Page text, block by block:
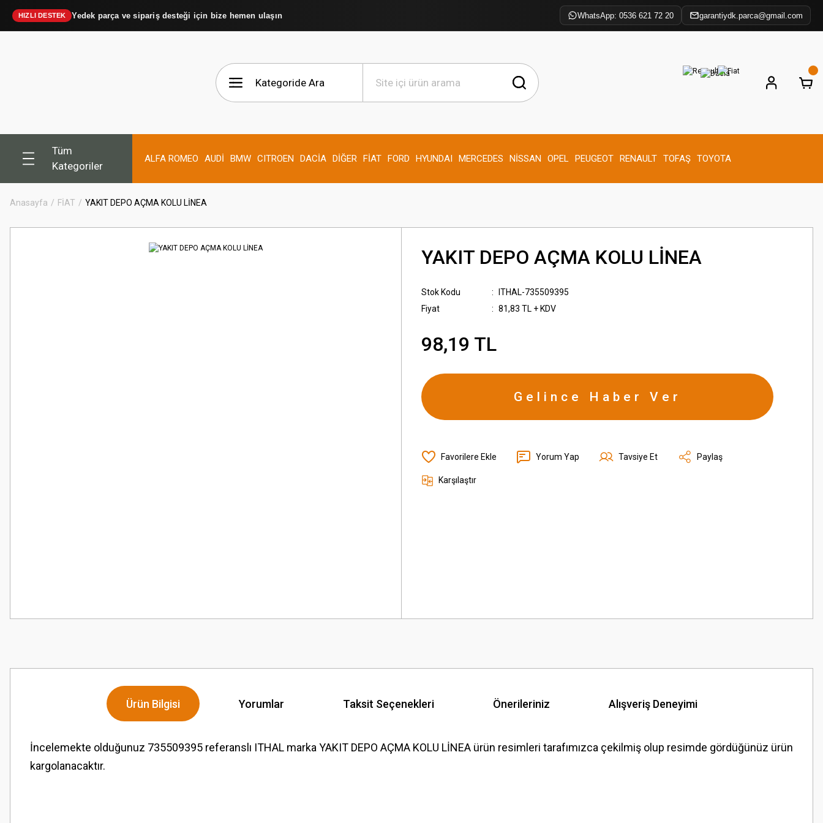
HIZLI DESTEK Yedek parça ve sipariş desteği için bize hemen ulaşın WhatsApp: 0536 621 72 20 garantiydk.parca@gmail.com
Tüm
Kategoriler
ALFA ROMEO AUDİ BMW CITROEN DACİA DİĞER FİAT FORD HYUNDAI MERCEDES NİSSAN OPEL PEUGEOT RENAULT TOFAŞ TOYOTA
Anasayfa FİAT YAKIT DEPO AÇMA KOLU LİNEA
YAKIT DEPO AÇMA KOLU LİNEA
Stok Kodu
ITHAL-735509395
Fiyat
81,83 TL + KDV
98,19 TL
Gelince Haber Ver
Yorum Yap Tavsiye Et Paylaş
Karşılaştır
Ürün Bilgisi Yorumlar Taksit Seçenekleri Önerileriniz Alışveriş Deneyimi
İncelemekte olduğunuz 735509395 referanslı ITHAL marka YAKIT DEPO AÇMA KOLU LİNEA ürün resimleri tarafımızca çekilmiş olup resimde gördüğünüz ürün
kargolanacaktır.